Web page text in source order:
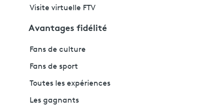
Visite virtuelle FTV
Avantages fidélité
Fans de culture
Fans de sport
Toutes les expériences
Les gagnants